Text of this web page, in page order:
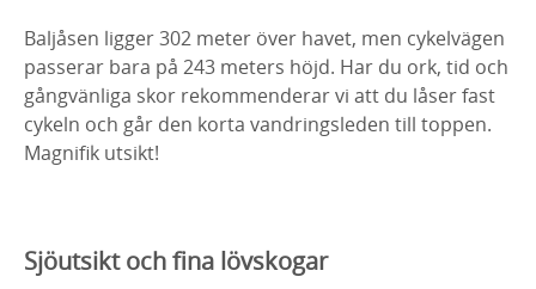
Baljåsen ligger 302 meter över havet, men cykelvägen
passerar bara på 243 meters höjd. Har du ork, tid och
gångvänliga skor rekommenderar vi att du låser fast
cykeln och går den korta vandringsleden till toppen.
Magnifik utsikt!
Sjöutsikt och fina lövskogar